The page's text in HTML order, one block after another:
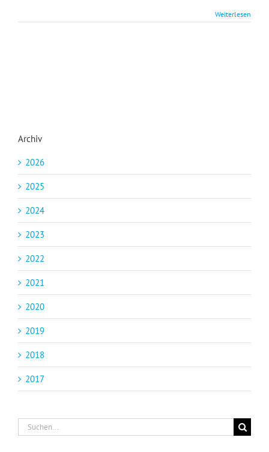
Weiterlesen
Archiv
2026
2025
2024
2023
2022
2021
2020
2019
2018
2017
Suche
nach: